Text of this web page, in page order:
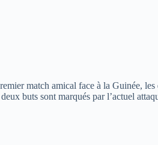
match amical face à la Guinée,
buts sont marqués par l’actuel